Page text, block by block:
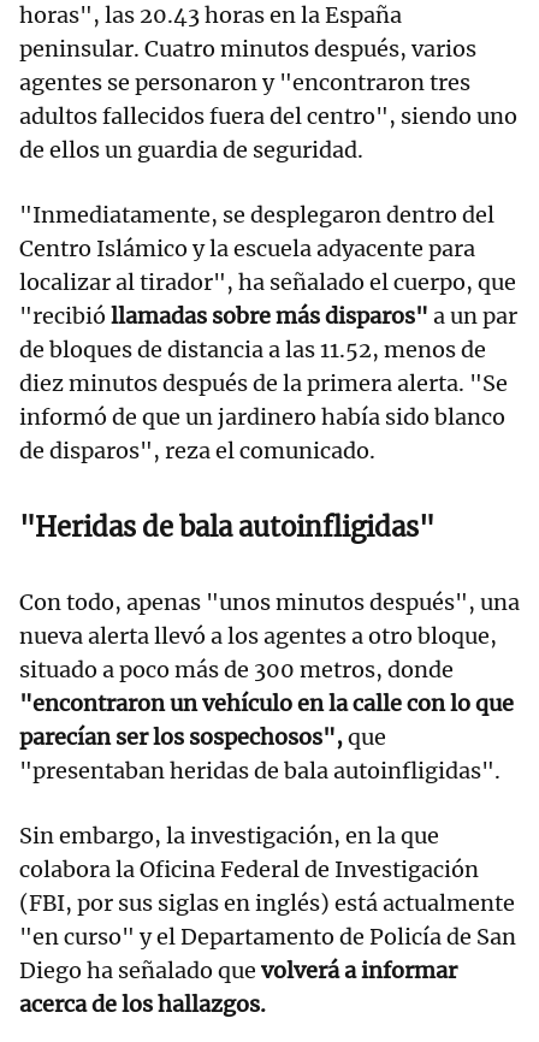
horas", las 20.43 horas en la España
peninsular. Cuatro minutos después, varios
agentes se personaron y "encontraron tres
adultos fallecidos fuera del centro", siendo uno
de ellos un guardia de seguridad.
"Inmediatamente, se desplegaron dentro del
Centro Islámico y la escuela adyacente para
localizar al tirador", ha señalado el cuerpo, que
"recibió llamadas sobre más disparos" a un par
de bloques de distancia a las 11.52, menos de
diez minutos después de la primera alerta. "Se
informó de que un jardinero había sido blanco
de disparos", reza el comunicado.
"Heridas de bala autoinfligidas"
Con todo, apenas "unos minutos después", una
nueva alerta llevó a los agentes a otro bloque,
situado a poco más de 300 metros, donde
"encontraron un vehículo en la calle con lo que
parecían ser los sospechosos",que
"presentaban heridas de bala autoinfligidas".
Sin embargo, la investigación, en la que
colabora la Oficina Federal de Investigación
(FBI, por sus siglas en inglés) está actualmente
"en curso" y el Departamento de Policía de San
Diego ha señalado que volverá a informar
acerca de los hallazgos.